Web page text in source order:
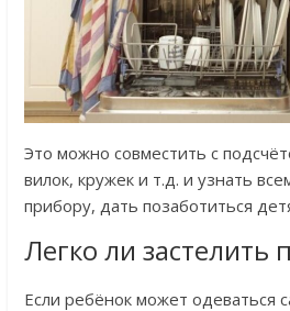
Это можно совместить с
вилок, кружек и т.д. и узнать
прибору, дать позаботиться
Легко ли застелить
Если ребёнок может одеваться